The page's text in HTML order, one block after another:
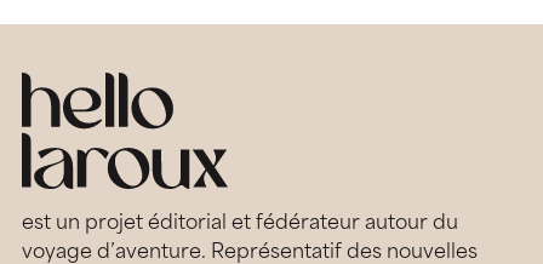
est un projet éditorial et fédérateur autour du
voyage d’aventure. Représentatif des nouvelles